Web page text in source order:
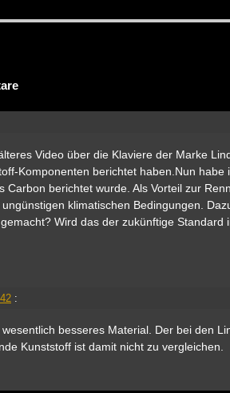
Video über die Klaviere der Marke
Komponenten berichtet haben.Nun habe
berichtet wurde. Als Vorteil zur
klimatischen Bedingungen.
Wird das der zukünftige Standard
:
besseres Material. Der bei den
Kunststoff ist damit nicht zu vergleichen.